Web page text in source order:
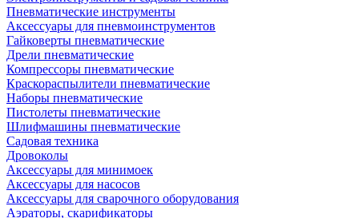
Пневматические инструменты
Аксессуары для пневмоинструментов
Гайковерты пневматические
Дрели пневматические
Компрессоры пневматические
Краскораспылители пневматические
Наборы пневматические
Пистолеты пневматические
Шлифмашины пневматические
Садовая техника
Дровоколы
Аксессуары для минимоек
Аксессуары для насосов
Аксессуары для сварочного оборудования
Аэраторы, скарификаторы